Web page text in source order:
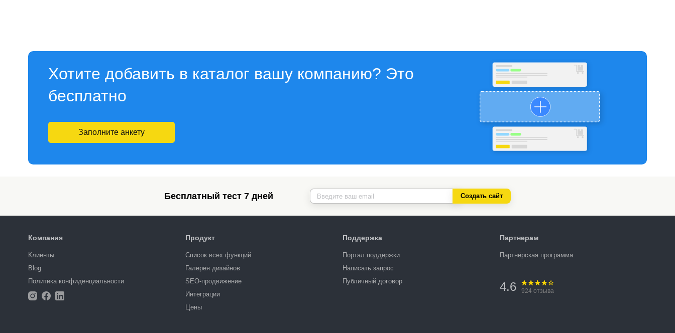
Хотите добавить в каталог вашу компанию? Это
бесплатно
Заполните анкету
Бесплатный тест 7 дней Создать сайт
Компания
Клиенты
Blog
Политика конфиденциальности
Продукт
Список всех функций
Галерея дизайнов
SEO-продвижение
Интеграции
Цены
Поддержка
Портал поддержки
Написать запрос
Публичный договор
Партнерам
Партнёрская программа
4.6 924 отзыва